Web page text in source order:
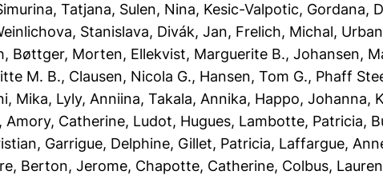
Tatjana, Sulen, Nina, Kesic-Valpotic, Gordana,
Stanislava, Divák, Jan, Frelich, Michal,
, Bøttger, Morten, Ellekvist, Marguerite B.,Johansen,
M. B., Clausen, Nicola G., Hansen, Tom G., Phaff
Mika, Lyly, Anniina,Takala, Annika, Happo, Johanna,
, Amory, Catherine, Ludot, Hugues, Lambotte, Patricia,
, Garrigue, Delphine, Gillet, Patricia, Laffargue,
, Berton, Jerome, Chapotte, Catherine, Colbus,